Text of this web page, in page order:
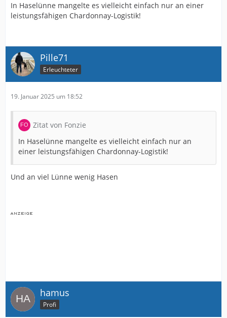
In Haselünne mangelte es vielleicht einfach nur an einer
leistungsfähigen Chardonnay-Logistik!
Pille71
Erleuchteter
19. Januar 2025 um 18:52
Zitat von Fonzie
In Haselünne mangelte es vielleicht einfach nur an
einer leistungsfähigen Chardonnay-Logistik!
Und an viel Lünne wenig Hasen
hamus
Profi